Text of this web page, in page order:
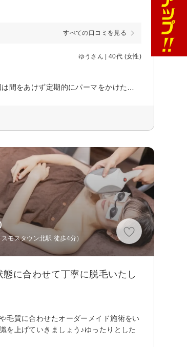
すべての口コミを見る
ゆうさん | 40代 (女性)
モスタウン北駅 徒歩4分）
に合わせて丁寧に脱毛いたし
毛質に合わせたオーダーメイド施術をい
を上げていきましょう♪ゆったりとした